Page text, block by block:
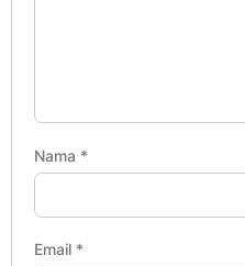
Nama *
Email *